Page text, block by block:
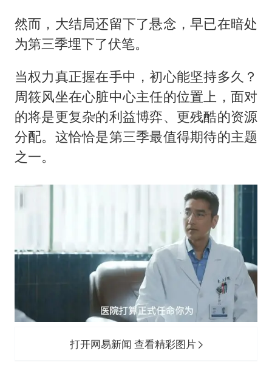
然而，大结局还留下了悬念，早已在暗处
为第三季埋下了伏笔。
当权力真正握在手中，初心能坚持多久？
周筱风坐在心脏中心主任的位置上，面对
的将是更复杂的利益博弈、更残酷的资源
分配。这恰恰是第三季最值得期待的主题
之一。
打开网易新闻 查看精彩图片